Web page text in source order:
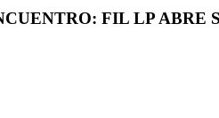
FIL LP ABRE